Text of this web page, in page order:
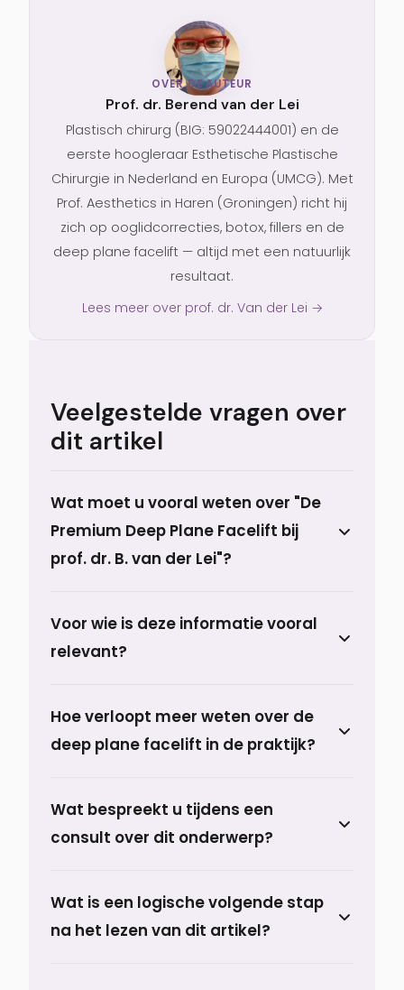
OVER DE AUTEUR
Prof. dr. Berend van der Lei
Plastisch chirurg (BIG: 59022444001) en de
eerste hoogleraar Esthetische Plastische
Chirurgie in Nederland en Europa (UMCG). Met
Prof. Aesthetics in Haren (Groningen) richt hij
zich op ooglidcorrecties, botox, fillers en de
deep plane facelift — altijd met een natuurlijk
resultaat.
Lees meer over prof. dr. Van der Lei →
Veelgestelde vragen over
dit artikel
Wat moet u vooral weten over "De
Premium Deep Plane Facelift bij
prof. dr. B. van der Lei"?
dr. Berend van der Lei een exclusieve,
persoonlijke benadering van de Deep
wensen te bespreken. Vervolgens
analyseert prof. dr.
Voor wie is deze informatie vooral
relevant?
shared decision-making een persoonlijk
behandelplan opgesteld. Met behulp van
krijgt u een realistisch beeld van het
verwachte resultaat.
Hoe verloopt meer weten over de
deep plane facelift in de praktijk?
en de resultaten op onze
behandelpagina.
Wat bespreekt u tijdens een
consult over dit onderwerp?
uitgangssituatie, verwachtingen, de
passende behandelopties en een
Wat is een logische volgende stap
na het lezen van dit artikel?